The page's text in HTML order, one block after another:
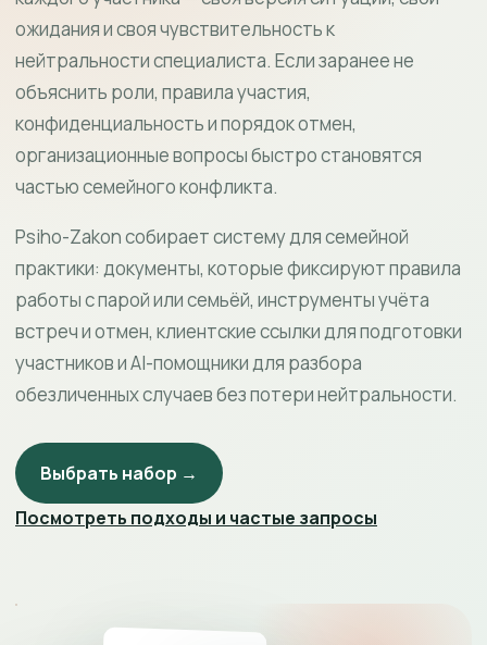
ожидания и своя чувствительность к
нейтральности специалиста. Если заранее не
объяснить роли, правила участия,
конфиденциальность и порядок отмен,
организационные вопросы быстро становятся
частью семейного конфликта.
Psiho-Zakon собирает систему для семейной
практики: документы, которые фиксируют правила
работы с парой или семьёй, инструменты учёта
встреч и отмен, клиентские ссылки для подготовки
участников и AI-помощники для разбора
обезличенных случаев без потери нейтральности.
Выбрать набор →
Посмотреть подходы и частые запросы